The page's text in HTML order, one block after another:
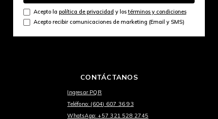
Acepto la política de privacidad y lostérminos y condiciones
Acepto recibir comunicaciones de marketing (Email y SMS)
CONTÁCTANOS
Ingresar PQR
Teléfono: (604) 607 36 93
WhatsApp: +57 321 528 2745